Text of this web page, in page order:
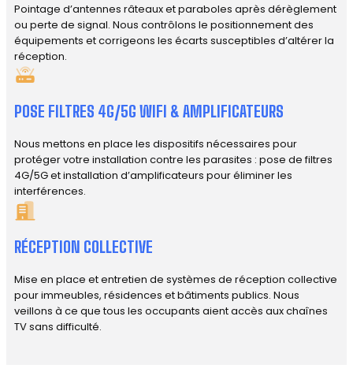
Pointage d’antennes râteaux et paraboles après dérèglement
ou perte de signal. Nous contrôlons le positionnement des
équipements et corrigeons les écarts susceptibles d’altérer la
réception.
POSE FILTRES 4G/5G WIFI & AMPLIFICATEURS
Nous mettons en place les dispositifs nécessaires pour
protéger votre installation contre les parasites : pose de filtres
4G/5G et installation d’amplificateurs pour éliminer les
interférences.
RÉCEPTION COLLECTIVE
Mise en place et entretien de systèmes de réception collective
pour immeubles, résidences et bâtiments publics. Nous
veillons à ce que tous les occupants aient accès aux chaînes
TV sans difficulté.